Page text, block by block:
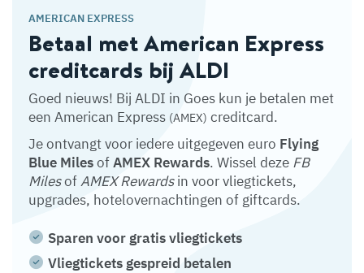
AMERICAN EXPRESS
Betaal met American Express
creditcards bij ALDI
Goed nieuws! Bij ALDI in Goes kun je betalen met
een American Express (AMEX) creditcard.
Je ontvangt voor iedere uitgegeven euro Flying
Blue MilesofAMEX Rewards. Wissel deze FB
MilesofAMEX Rewardsin voor vliegtickets,
upgrades, hotelovernachtingen of giftcards.
Sparen voor gratis vliegtickets
Vliegtickets gespreid betalen